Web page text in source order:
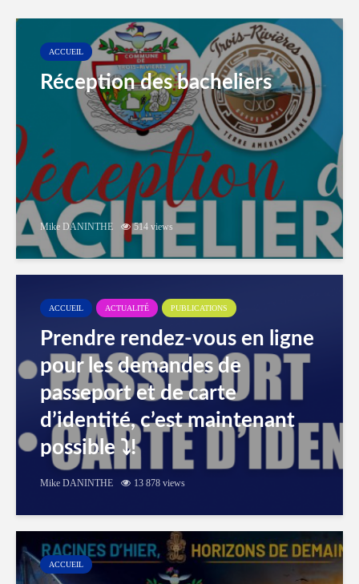
ACCUEIL
Réception des bacheliers
Mike DANINTHE 514 views
ACCUEIL ACTUALITÉ PUBLICATIONS
Prendre rendez-vous en ligne
pour les demandes de
passeport et de carte
d’identité, c’est maintenant
possible ⤵️!
Mike DANINTHE 13 878 views
ACCUEIL